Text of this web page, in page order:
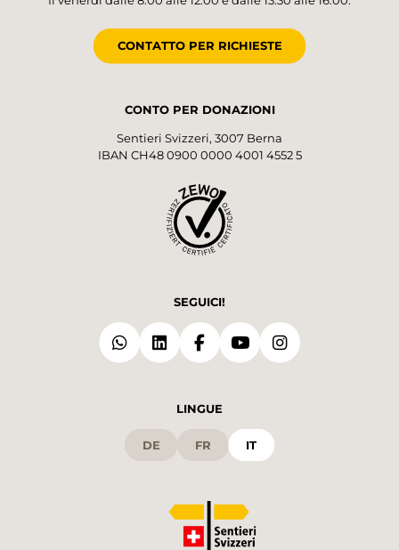
CONTATTO PER RICHIESTE
CONTO PER DONAZIONI
Sentieri Svizzeri, 3007 Berna
IBAN CH48 0900 0000 4001 4552 5
SEGUICI!
LINGUE
DE FR IT